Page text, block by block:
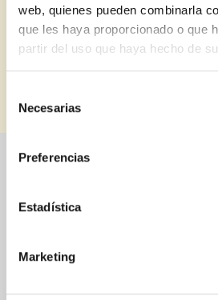
web, quienes pueden combinarla
que les haya proporcionado o que
partir del uso que haya hecho de
Necesarias
Preferencias
Estadística
Marketing
industrial
Noticias
Cartas de Calidad de